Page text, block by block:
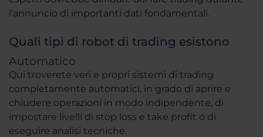
l'annuncio di importanti dati fondamentali.
Quali tipi di robot di trading esistono
Automatico
Qui troverete veri e propri sistemi di trading
completamente automatici, in grado di aprire e
chiudere operazioni in modo indipendente, di
impostare livelli di stop loss e take profit o di
eseguire analisi tecniche.